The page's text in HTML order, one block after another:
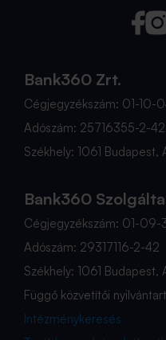
Bank360 Zrt.
Cégjegyzékszám: 01-10-
Adószám: 25716355-2-42
Székhely: 1061 Budapest,
Bank360
Cégjegyzékszám: 01-
Adószám: 29317116-2-42
Székhely: 1061 Budapest,
Függő közvetítői
Intézménykeresés